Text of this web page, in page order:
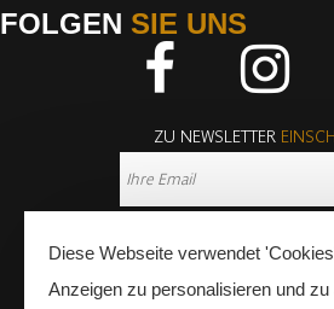
FOLGEN SIE UNS
ZU NEWSLETTER
Diese Webseite verwendet
Anzeigen zu personalisieren und zu